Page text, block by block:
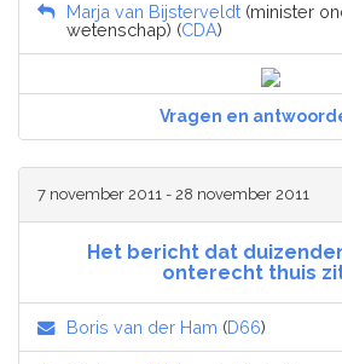
Marja van Bijsterveldt (minister
wetenschap) (CDA)
Vragen en
7 november 2011 - 28 november 2011
Het bericht dat
onterecht thuis
Boris van der Ham (D66)